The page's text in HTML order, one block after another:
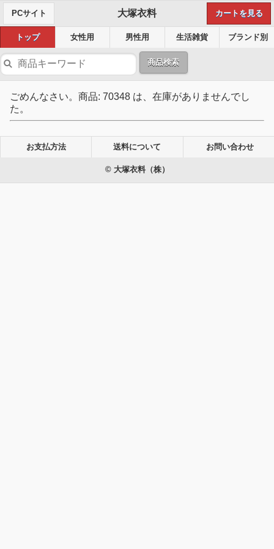
PCサイト 大塚衣料 カートを見る
トップ 女性用 男性用 生活雑貨 ブランド別
商品検索
ごめんなさい。商品: 70348 は、在庫がありませんでし
た。
お支払方法 送料について お問い合わせ
© 大塚衣料（株）